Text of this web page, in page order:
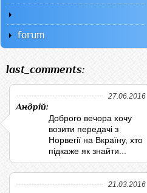
forum
last_comments:
27.06.2016
Андрій:
Доброго вечора хочу
возити передачі з
Норвегії на Вкраїну, хто
підкаже як знайти...
21.03.2016